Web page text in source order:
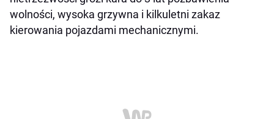
wolności, wysoka grzywna i kilkuletni zakaz
kierowania pojazdami mechanicznymi.